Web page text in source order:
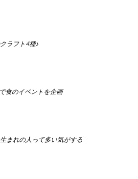
ラフト4種♪
食のイベントを企画
まれの人って多い気がする